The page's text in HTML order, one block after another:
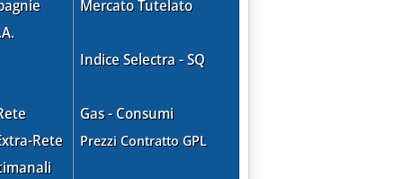
Rete
Mercato Tutelato
Indice Selectra - SQ
Gas - Consumi
Prezzi Contratto GPL